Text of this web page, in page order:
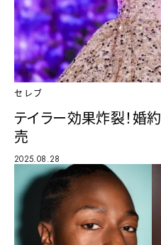
セレブ
テイラー効果炸裂！婚
売
2025.08.28